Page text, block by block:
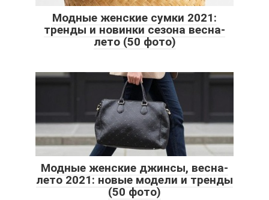
Модные женские сумки 2021:
тренды и новинки сезона весна-
лето (50 фото)
Модные женские джинсы, весна-
лето 2021: новые модели и тренды
(50 фото)